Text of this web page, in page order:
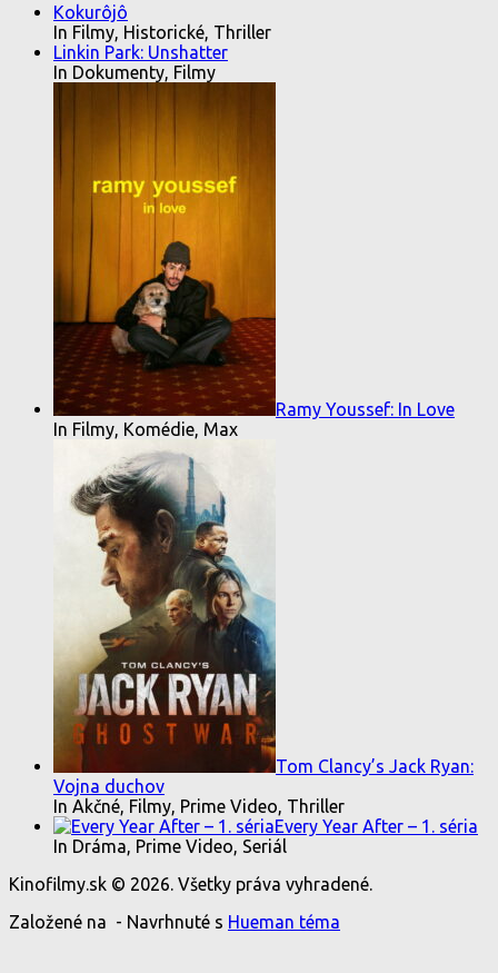
Kokurôjô
In Filmy, Historické, Thriller
Linkin Park: Unshatter
In Dokumenty, Filmy
Ramy Youssef: In Love
In Filmy, Komédie, Max
Tom Clancy’s Jack Ryan:
Vojna duchov
In Akčné, Filmy, Prime Video, Thriller
Every Year After – 1. séria
In Dráma, Prime Video, Seriál
Kinofilmy.sk © 2026. Všetky práva vyhradené.
Založené na - Navrhnuté s Hueman téma